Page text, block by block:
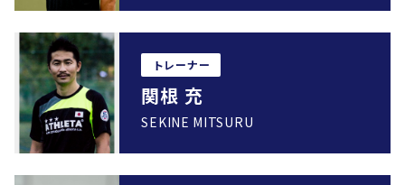
トレーナー
関根 充
SEKINE MITSURU